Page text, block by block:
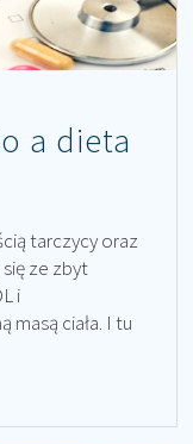
a dieta
tarczycy oraz
ze zbyt
i
ciała. I tu